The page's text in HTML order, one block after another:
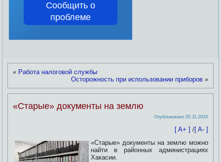
Сообщить о
проблеме
« Работа налоговой службы
Осторожность при использовании приборов»
«Старые» документы на землю
Опубликовано 05.11.2024
[ A+ ] /[ A- ]
«Старые» документы на землю можно
найти в районных администрациях
Хакасии.